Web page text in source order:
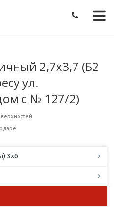
2,7х3,7 (Б2
ул.
с № 127/2)
3х6